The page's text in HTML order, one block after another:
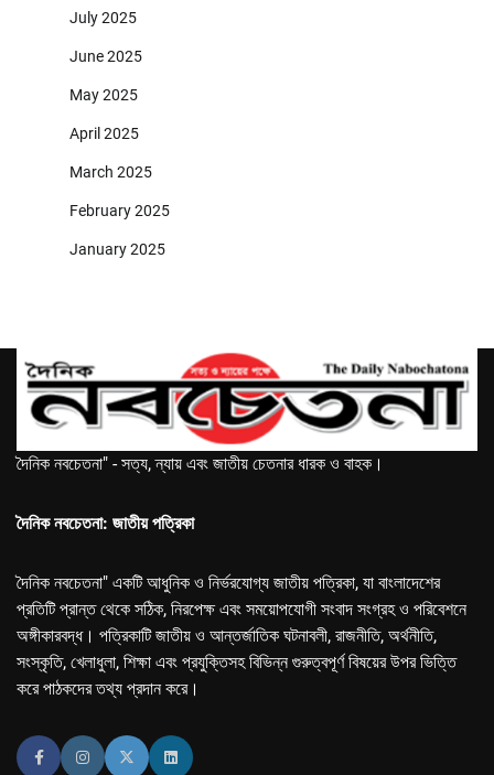
July 2025
June 2025
May 2025
April 2025
March 2025
February 2025
January 2025
দৈনিক নবচেতনা" - সত্য, ন্যায় এবং জাতীয় চেতনার ধারক ও বাহক।
দৈনিক নবচেতনা: জাতীয় পত্রিকা
দৈনিক নবচেতনা" একটি আধুনিক ও নির্ভরযোগ্য জাতীয় পত্রিকা, যা বাংলাদেশের
প্রতিটি প্রান্ত থেকে সঠিক, নিরপেক্ষ এবং সময়োপযোগী সংবাদ সংগ্রহ ও পরিবেশনে
অঙ্গীকারবদ্ধ। পত্রিকাটি জাতীয় ও আন্তর্জাতিক ঘটনাবলী, রাজনীতি, অর্থনীতি,
সংস্কৃতি, খেলাধুলা, শিক্ষা এবং প্রযুক্তিসহ বিভিন্ন গুরুত্বপূর্ণ বিষয়ের উপর ভিত্তি
করে পাঠকদের তথ্য প্রদান করে।